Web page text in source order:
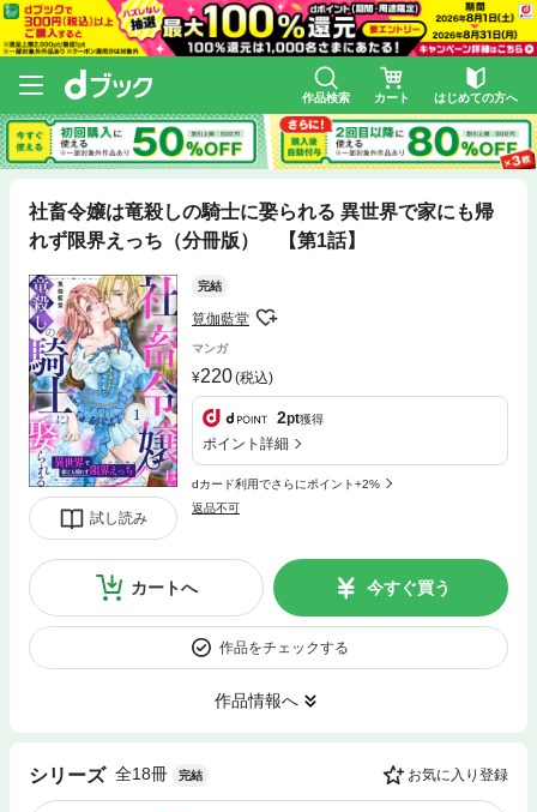
作品検索 カート はじめての方へ
社畜令嬢は竜殺しの騎士に娶られる 異世界で家にも帰
れず限界えっち（分冊版） 【第1話】
試し読み
完結
筧伽藍堂
マンガ
220(税込)
2pt獲得
ポイント詳細
dカード利用でさらにポイント+2%
返品不可
カートへ 今すぐ買う
作品をチェックする
作品情報へ
シリーズ 全18冊 完結 お気に入り登録